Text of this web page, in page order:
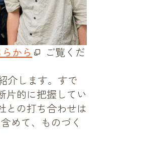
から
ご覧くだ
介します。すで
片的に把握してい
との打ち合わせは
めて、ものづく